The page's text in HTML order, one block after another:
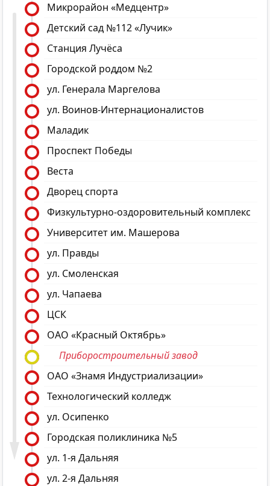
Микрорайон «Медцентр»
Детский сад №112 «Лучик»
Станция Лучёса
Городской роддом №2
ул. Генерала Маргелова
ул. Воинов-Интернационалистов
Маладик
Проспект Победы
Веста
Дворец спорта
Физкультурно-оздоровительный комплекс
Университет им. Машерова
ул. Правды
ул. Смоленская
ул. Чапаева
ЦСК
ОАО «Красный Октябрь»
Приборостроительный завод
ОАО «Знамя Индустриализации»
Технологический колледж
ул. Осипенко
Городская поликлиника №5
ул. 1-я Дальняя
ул. 2-я Дальняя